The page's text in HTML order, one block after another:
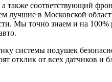
соответствующий
лучшие в Московской
Мы точно знаем и на 100%
подушек
отклик от всех датчиков